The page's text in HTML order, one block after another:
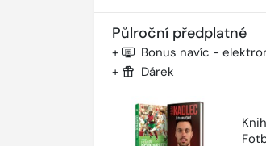
Půlroční předplatné
+ Bonus navíc -
+ Dárek